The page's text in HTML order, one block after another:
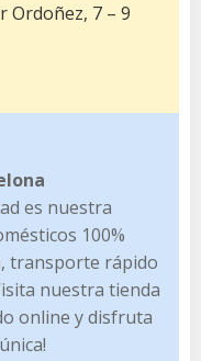
Ordoñez, 7 – 9
es nuestra
100%
transporte rápido
nuestra tienda
online y disfruta